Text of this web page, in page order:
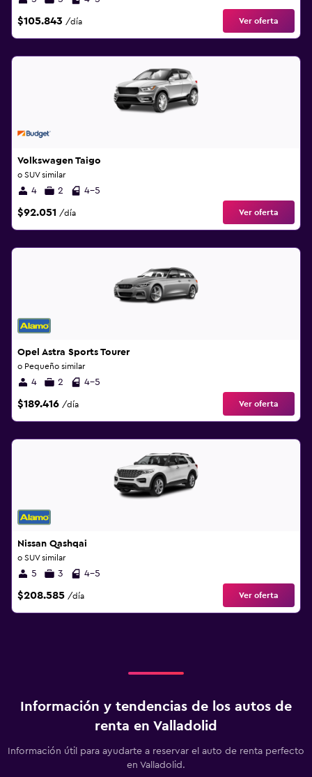
$105.843 /día Ver oferta
Volkswagen Taigo
o SUV similar
4 2 4-5
$92.051 /día Ver oferta
Opel Astra Sports Tourer
o Pequeño similar
4 2 4-5
$189.416 /día Ver oferta
Nissan Qashqai
o SUV similar
5 3 4-5
$208.585 /día Ver oferta
Información y tendencias de los autos de
renta en Valladolid
Información útil para ayudarte a reservar el auto de renta perfecto
en Valladolid.